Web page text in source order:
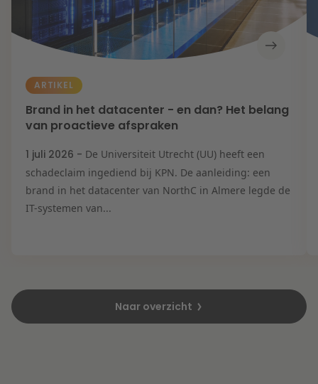
ARTIKEL
Brand in het datacenter - en dan? Het belang
van proactieve afspraken
1 juli 2026 - De Universiteit Utrecht (UU) heeft een
schadeclaim ingediend bij KPN. De aanleiding: een
brand in het datacenter van NorthC in Almere legde de
IT-systemen van...
Naar overzicht